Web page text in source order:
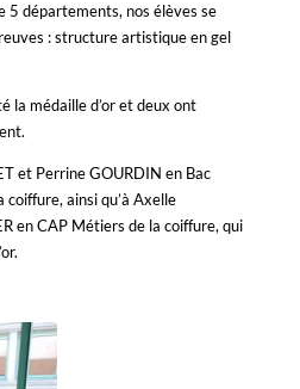
5 départements, nos élèves se
: structure artistique en gel
la médaille d’or et deux ont
et Perrine GOURDIN en Bac
ainsi qu’à Axelle
en CAP Métiers de la coiffure, qui